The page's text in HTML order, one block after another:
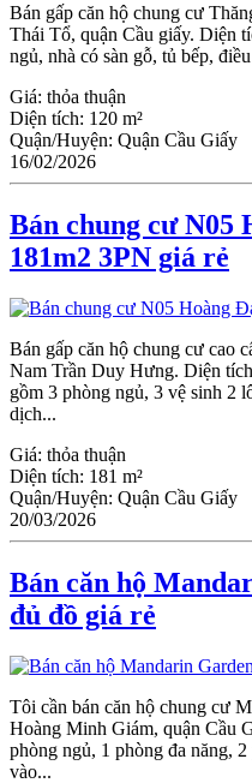
Bán gấp căn hộ chung cư
Thái Tổ, quận Cầu giấy. Diện
ngủ, nhà có sàn gỗ, tủ bếp,
Giá: thỏa thuận
Diện tích: 120 m²
Quận/Huyện: Quận Cầu Giấy
16/02/2026
Bán chung cư N05
181m2 3PN giá rẻ
Bán gấp căn hộ chung cư cao
Nam Trần Duy Hưng. Diện
gồm 3 phòng ngủ, 3 vệ sinh 2
dịch...
Giá: thỏa thuận
Diện tích: 181 m²
Quận/Huyện: Quận Cầu Giấy
20/03/2026
Bán căn hộ
đủ đồ giá rẻ
Tôi cần bán căn hộ chung cư
Hoàng Minh Giám, quận Cầu
phòng ngủ, 1 phòng đa năng,
vào...